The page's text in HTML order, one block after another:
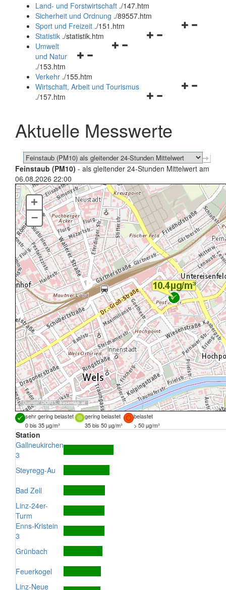
und
schließen
Land- und Forstwirtschaft ./147.htm
Sicherheit und Ordnung ./89557.htm
Navigationsmenü
Sport und Freizeit ./151.htm
Navigationsmenü
Statistik ./statistik.htm
Navigationsmenü
und
schließen
Umwelt
und Natur
./153.htm
Verkehr ./155.htm
Navigationsmenü
schließen
Wirtschaft, Arbeit und Tourismus
./157.htm
Aktuelle Messwerte
Feinstaub (PM10) - als gleitender 24-Stunden Mittelwert am
06.08.2026 22:00
Quellen: DORIS, basemap.at
+
–
sehr gering belastet gering belastet
belastet
0 bis 35 µg/m³
35 bis 50 µg/m³ > 50 µg/m³
Station
Gallneukirchen
3
Steyregg-Au
Bad Zell
Linz-24er-
Turm
Enns-Kristein
3
Grünbach
Feuerkogel
Linz-Neue